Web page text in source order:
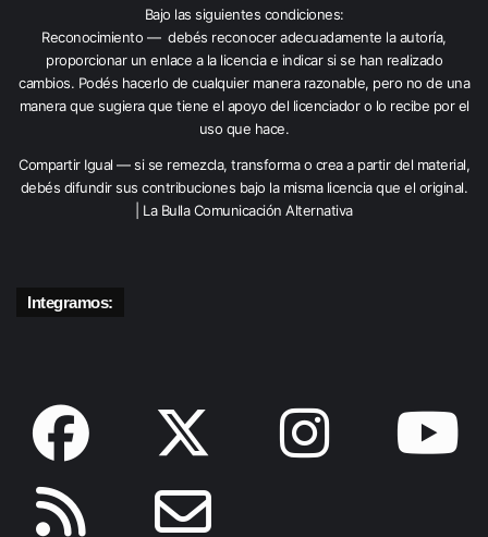
Bajo las siguientes condiciones:
Reconocimiento — debés reconocer adecuadamente la autoría,
proporcionar un enlace a la licencia e indicar si se han realizado
cambios. Podés hacerlo de cualquier manera razonable, pero no de una
manera que sugiera que tiene el apoyo del licenciador o lo recibe por el
uso que hace.
Compartir Igual — si se remezcla, transforma o crea a partir del material,
debés difundir sus contribuciones bajo la misma licencia que el original.
| La Bulla Comunicación Alternativa
Integramos: